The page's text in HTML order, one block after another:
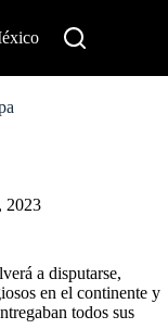
2023
a disputarse,
en el continente y
todos sus